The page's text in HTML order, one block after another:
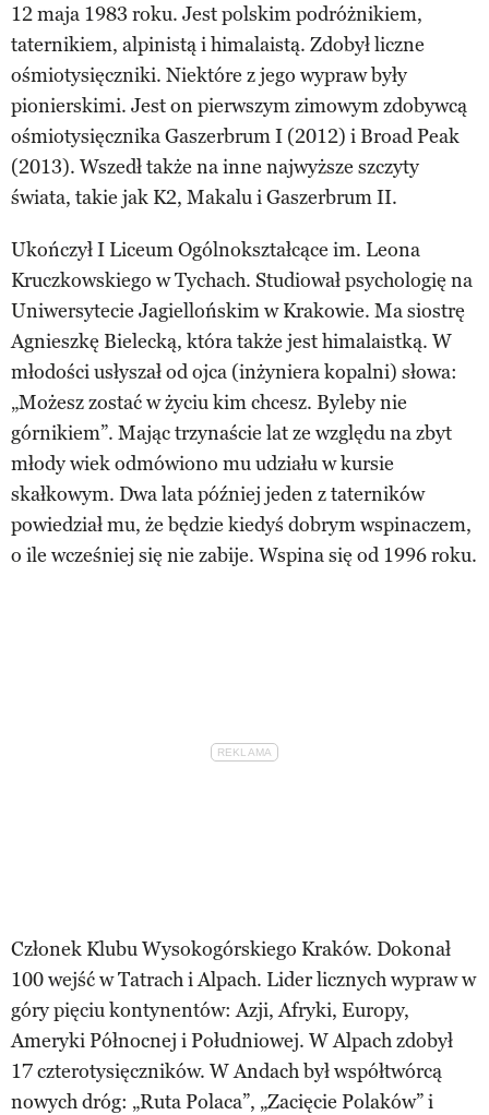
12 maja 1983 roku. Jest polskim podróżnikiem,
taternikiem, alpinistą i himalaistą. Zdobył liczne
ośmiotysięczniki. Niektóre z jego wypraw były
pionierskimi. Jest on pierwszym zimowym zdobywcą
ośmiotysięcznika Gaszerbrum I (2012) i Broad Peak
(2013). Wszedł także na inne najwyższe szczyty
świata, takie jak K2, Makalu i Gaszerbrum II.
Ukończył I Liceum Ogólnokształcące im. Leona
Kruczkowskiego w Tychach. Studiował psychologię na
Uniwersytecie Jagiellońskim w Krakowie. Ma siostrę
Agnieszkę Bielecką, która także jest himalaistką. W
młodości usłyszał od ojca (inżyniera kopalni) słowa:
„Możesz zostać w życiu kim chcesz. Byleby nie
górnikiem”. Mając trzynaście lat ze względu na zbyt
młody wiek odmówiono mu udziału w kursie
skałkowym. Dwa lata później jeden z taterników
powiedział mu, że będzie kiedyś dobrym wspinaczem,
o ile wcześniej się nie zabije. Wspina się od 1996 roku.
Członek Klubu Wysokogórskiego Kraków. Dokonał
100 wejść w Tatrach i Alpach. Lider licznych wypraw w
góry pięciu kontynentów: Azji, Afryki, Europy,
Ameryki Północnej i Południowej. W Alpach zdobył
17 czterotysięczników. W Andach był współtwórcą
nowych dróg: „Ruta Polaca”, „Zacięcie Polaków” i